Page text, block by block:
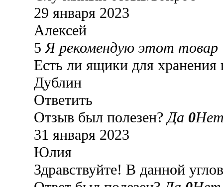
29 января 2023
Алексей
5 Я рекомендую этот товар
Есть ли ящики для
Дублин
Ответить
Отзыв был полезен?Да 0
31 января 2023
Юлия
Здравствуйте! В данной